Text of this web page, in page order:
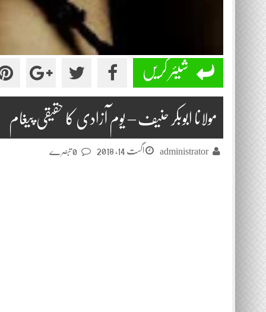
شیئر کریں
مولانا ابوبکر حنیف – یوم آزادی کا حقیقی پیغام
administrator اگست 14, 2018